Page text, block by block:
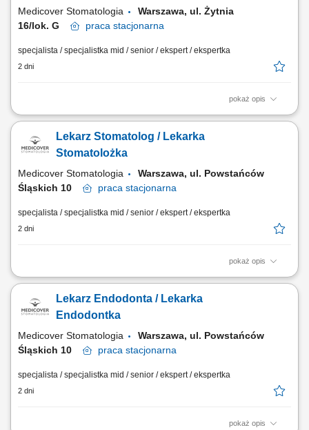
Medicover Stomatologia
Warszawa, ul. Żytnia
16/lok. G
praca stacjonarna
specjalista / specjalistka mid / senior / ekspert / ekspertka
2 dni
pokaż opis
Zapraszamy do współpracy lekarzy dentystów/ lekarki dentystki z
obejmować: leczenie pacjentów w zakresie stomatologii zachowawczej,
z wykorzystaniem nowoczesnych metod i materiałów, pracę na planach
Lekarz Stomatolog / Lekarka
Stomatolożka
Medicover Stomatologia
Warszawa, ul. Powstańców
Śląskich 10
praca stacjonarna
specjalista / specjalistka mid / senior / ekspert / ekspertka
2 dni
pokaż opis
Zapraszamy do współpracy lekarzy dentystów/ lekarki dentystki z
obejmować: kompleksowe leczenie pacjentów w zakresie stomatologii
zachowawczej, z wykorzystaniem nowoczesnych metod i materiałów,
Lekarz Endodonta / Lekarka
Endodontka
Medicover Stomatologia
Warszawa, ul. Powstańców
Śląskich 10
praca stacjonarna
specjalista / specjalistka mid / senior / ekspert / ekspertka
2 dni
pokaż opis